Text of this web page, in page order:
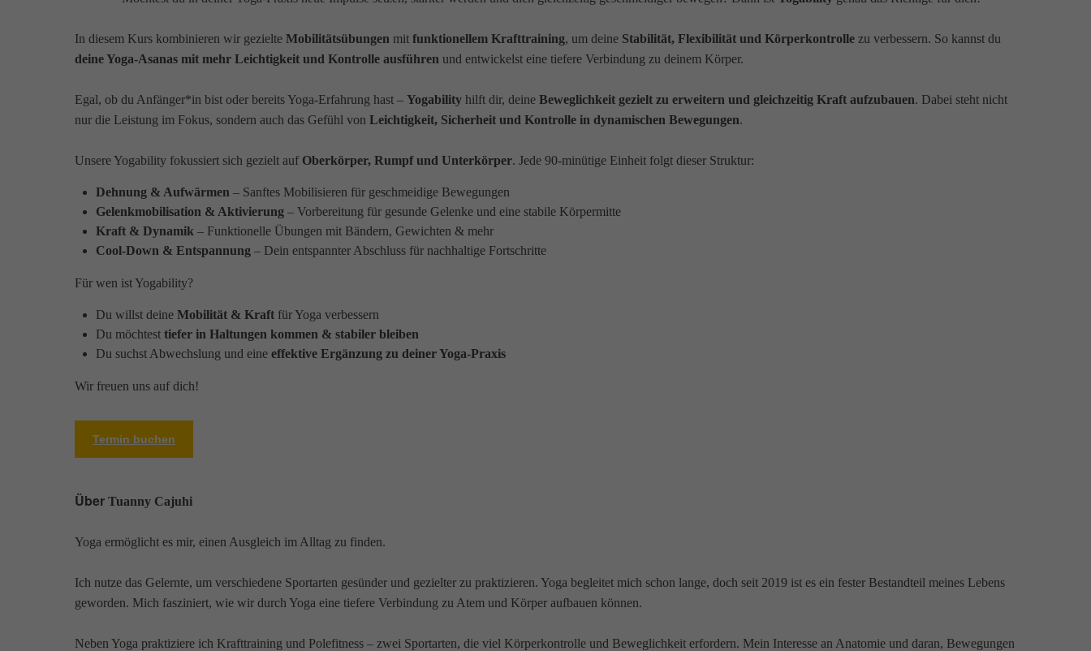
In diesem Kurs kombinieren wir gezielte Mobilitätsübungen mit funktionellem Krafttraining, um deine Stabilität, Flexibilität und Körperkontrolle zu verbessern. So kannst du
deine Yoga-Asanas mit mehr Leichtigkeit und Kontrolle ausführen und entwickelst eine tiefere Verbindung zu deinem Körper.
Egal, ob du Anfänger*in bist oder bereits Yoga-Erfahrung hast – Yogability hilft dir, deine Beweglichkeit gezielt zu erweitern und gleichzeitig Kraft aufzubauen. Dabei steht nicht
nur die Leistung im Fokus, sondern auch das Gefühl von Leichtigkeit, Sicherheit und Kontrolle in dynamischen Bewegungen.
Unsere Yogability fokussiert sich gezielt auf Oberkörper, Rumpf und Unterkörper. Jede 90-minütige Einheit folgt dieser Struktur:
Dehnung & Aufwärmen – Sanftes Mobilisieren für geschmeidige Bewegungen
Gelenkmobilisation & Aktivierung – Vorbereitung für gesunde Gelenke und eine stabile Körpermitte
Kraft & Dynamik – Funktionelle Übungen mit Bändern, Gewichten & mehr
Cool-Down & Entspannung – Dein entspannter Abschluss für nachhaltige Fortschritte
Für wen ist Yogability?
Du willst deine Mobilität & Kraft für Yoga verbessern
Du möchtest tiefer in Haltungen kommen & stabiler bleiben
Du suchst Abwechslung und eine effektive Ergänzung zu deiner Yoga-Praxis
Wir freuen uns auf dich!
Termin buchen
Über Tuanny Cajuhi
Yoga ermöglicht es mir, einen Ausgleich im Alltag zu finden.
Ich nutze das Gelernte, um verschiedene Sportarten gesünder und gezielter zu praktizieren. Yoga begleitet mich schon lange, doch seit 2019 ist es ein fester Bestandteil meines Lebens
geworden. Mich fasziniert, wie wir durch Yoga eine tiefere Verbindung zu Atem und Körper aufbauen können.
Neben Yoga praktiziere ich Krafttraining und Polefitness – zwei Sportarten, die viel Körperkontrolle und Beweglichkeit erfordern. Mein Interesse an Anatomie und daran, Bewegungen